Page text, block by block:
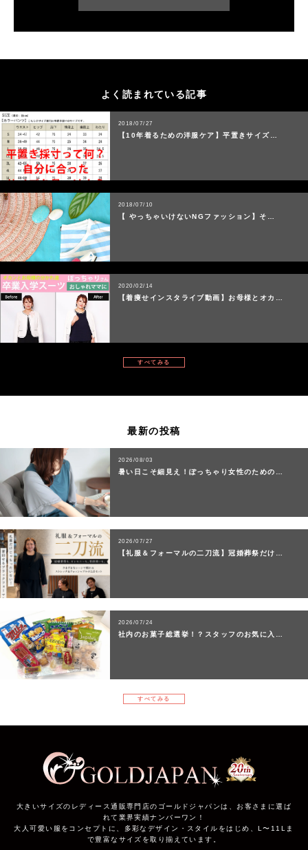
よく読まれている記事
2018/07/27
【10年着るための洋服ケア】平置きサイズ…
2018/07/10
【 やっちゃいけないNGファッション】そ…
2020/02/14
【着痩せインスタライブ動画】お母様とオカ…
すべてみる
最新の投稿
2026/08/03
暑い日こそ細見え！ぽっちゃり女性のための…
2026/07/27
【礼服＆フォーマルの二刀流】冠婚葬祭だけ…
2026/07/24
社内のお菓子総選挙！？スタッフのお気に入…
すべてみる
大きいサイズのレディース通販専門店のゴールドジャパンは、お客さまに選ば
れて業界実績ナンバーワン！
大人可愛い服をコンセプトに、多彩なデザイン・スタイルをはじめ、L〜11Lま
で豊富なサイズを取り揃えています。